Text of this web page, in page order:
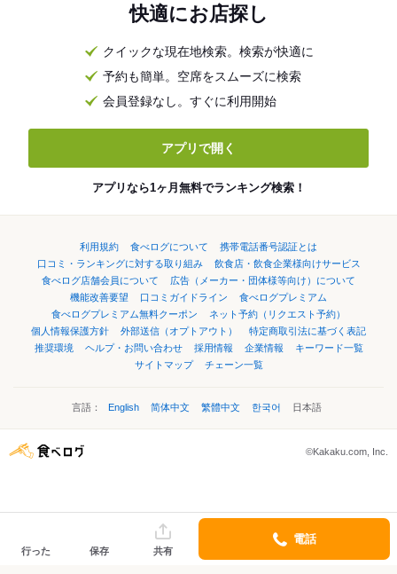
快適にお店探し
クイックな現在地検索。検索が快適に
予約も簡単。空席をスムーズに検索
会員登録なし。すぐに利用開始
アプリで開く
アプリなら1ヶ月無料でランキング検索！
利用規約 食べログについて
携帯電話番号認証とは
口コミ・ランキングに対する取り組み
飲食店・飲食企業様向けサービス
食べログ店舗会員について
広告（メーカー・団体様等向け）について
機能改善要望
口コミガイドライン
食べログプレミアム
食べログプレミアム無料クーポン
ネット予約（リクエスト予約）
個人情報保護方針
外部送信（オプトアウト）
特定商取引法に基づく表記
推奨環境
ヘルプ・お問い合わせ 採用情報 企業情報
キーワード一覧
サイトマップ
チェーン一覧
言語： English 简体中文 繁體中文 한국어 日本語
©Kakaku.com, Inc.
行った 保存 共有
電話